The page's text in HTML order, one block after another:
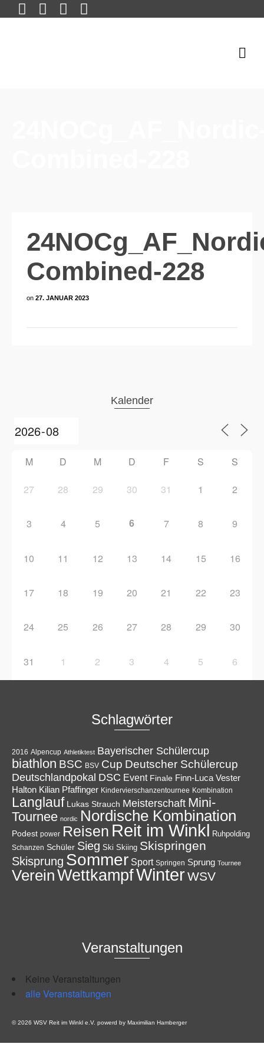
Combined-228
on 27. JANUAR 2023
Kalender
M D M D F S S
27 28 29 30 31 1 2
3 4 5 6 7 8 9
10 11 12 13 14 15 16
17 18 19 20 21 22 23
24 25 26 27 28 29 30
31 1 2 3 4 5 6
Schlagwörter
2016 Alpencup Athletiktest Bayerischer Schülercup
biathlon BSC BSV Cup Deutscher Schülercup
Deutschlandpokal DSC Event Finale Finn-Luca Vester
Halton Kilian Pfaffinger Kindervierschanzentournee Kombination
Langlauf Lukas Strauch Meisterschaft Mini-
Tournee nordic Nordische Kombination
Podest power Reisen Reit im Winkl Ruhpolding
Schanzen Schüler Sieg Ski Skiing Skispringen
Skisprung Sommer Sport Springen Sprung Tournee
VereinWettkampfWinterWSV
Veranstaltungen
Keine Veranstaltungen
alle Veranstaltungen
© 2026 WSV Reit im Winkl e.V. powerd by Maximilian Hamberger